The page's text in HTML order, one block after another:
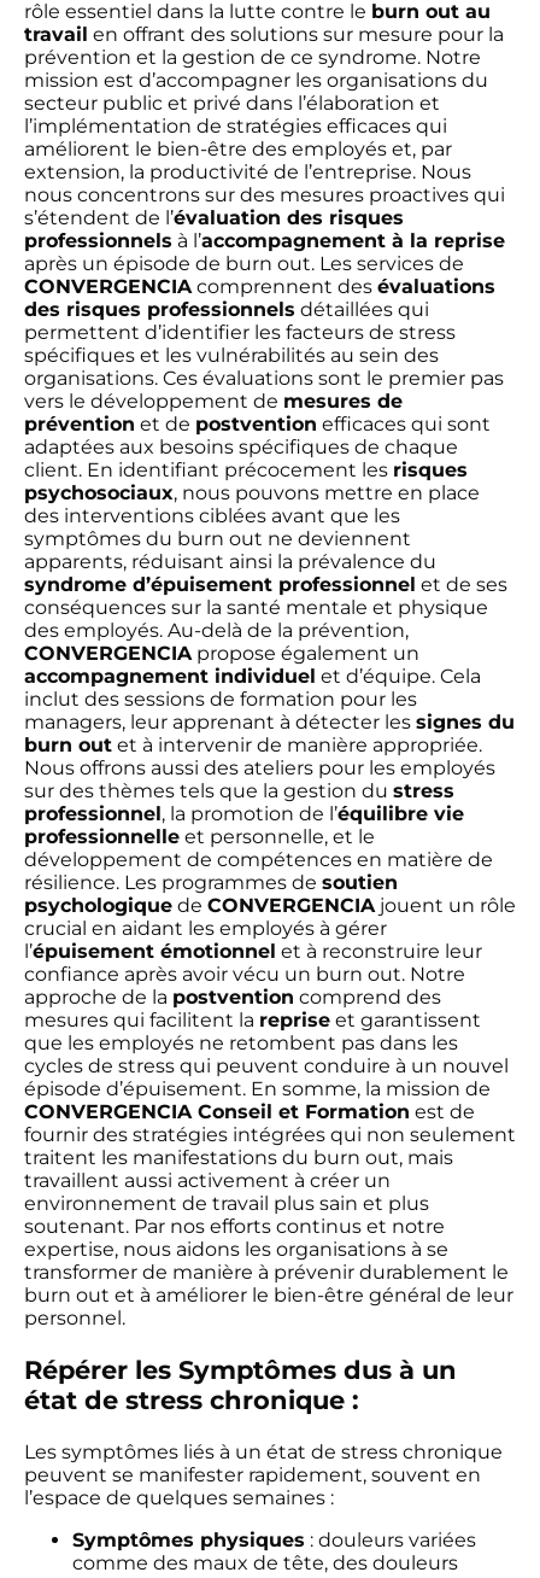
rôle essentiel dans la lutte contre le burn out au
travail en offrant des solutions sur mesure pour la
prévention et la gestion de ce syndrome. Notre
mission est d’accompagner les organisations du
secteur public et privé dans l’élaboration et
l’implémentation de stratégies efficaces qui
améliorent le bien-être des employés et, par
extension, la productivité de l’entreprise. Nous
nous concentrons sur des mesures proactives qui
s’étendent de l’évaluation des risques
professionnels à l’accompagnement à la reprise
après un épisode de burn out. Les services de
CONVERGENCIA comprennent des évaluations
des risques professionnels détaillées qui
permettent d’identifier les facteurs de stress
spécifiques et les vulnérabilités au sein des
organisations. Ces évaluations sont le premier pas
vers le développement de mesures de
prévention et de postvention efficaces qui sont
adaptées aux besoins spécifiques de chaque
client. En identifiant précocement les risques
psychosociaux, nous pouvons mettre en place
des interventions ciblées avant que les
symptômes du burn out ne deviennent
apparents, réduisant ainsi la prévalence du
syndrome d’épuisement professionnel et de ses
conséquences sur la santé mentale et physique
des employés. Au-delà de la prévention,
CONVERGENCIA propose également un
accompagnement individuel et d’équipe. Cela
inclut des sessions de formation pour les
managers, leur apprenant à détecter les signes du
burn out et à intervenir de manière appropriée.
Nous offrons aussi des ateliers pour les employés
sur des thèmes tels que la gestion du stress
professionnel, la promotion de l’équilibre vie
professionnelle et personnelle, et le
développement de compétences en matière de
résilience. Les programmes de soutien
psychologique de CONVERGENCIA jouent un rôle
crucial en aidant les employés à gérer
l’épuisement émotionnel et à reconstruire leur
confiance après avoir vécu un burn out. Notre
approche de la postvention comprend des
mesures qui facilitent la reprise et garantissent
que les employés ne retombent pas dans les
cycles de stress qui peuvent conduire à un nouvel
épisode d’épuisement. En somme, la mission de
CONVERGENCIA Conseil et Formation est de
fournir des stratégies intégrées qui non seulement
traitent les manifestations du burn out, mais
travaillent aussi activement à créer un
environnement de travail plus sain et plus
soutenant. Par nos efforts continus et notre
expertise, nous aidons les organisations à se
transformer de manière à prévenir durablement le
burn out et à améliorer le bien-être général de leur
personnel.
Répérer les Symptômes dus à un
état de stress chronique :
Les symptômes liés à un état de stress chronique
peuvent se manifester rapidement, souvent en
l’espace de quelques semaines :
Symptômes physiques : douleurs variées
comme des maux de tête, des douleurs